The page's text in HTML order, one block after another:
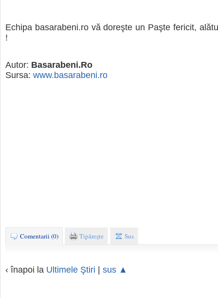
Echipa basarabeni.ro vă doreşte un Paşte fericit,
!
Autor: Basarabeni.Ro
Sursa: www.basarabeni.ro
Comentarii (0) Tipăreşte Sus
‹ înapoi la Ultimele Ştiri | sus ▲